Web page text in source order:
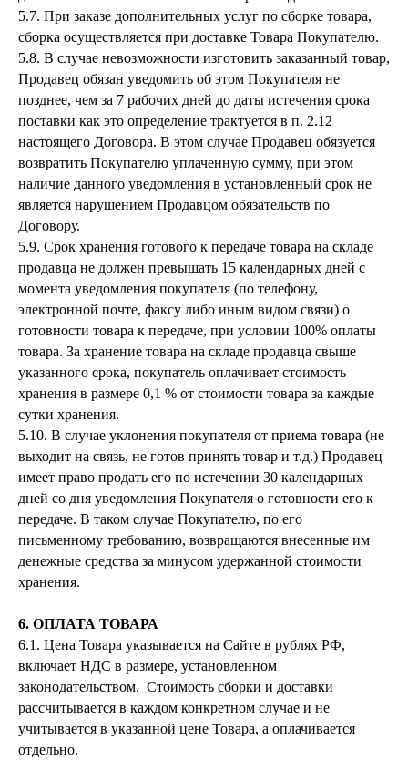
5.7. При заказе дополнительных услуг по сборке товара,
сборка осуществляется при доставке Товара Покупателю.
5.8. В случае невозможности изготовить заказанный товар,
Продавец обязан уведомить об этом Покупателя не
позднее, чем за 7 рабочих дней до даты истечения срока
поставки как это определение трактуется в п. 2.12
настоящего Договора. В этом случае Продавец обязуется
возвратить Покупателю уплаченную сумму, при этом
наличие данного уведомления в установленный срок не
является нарушением Продавцом обязательств по
Договору.
5.9. Срок хранения готового к передаче товара на складе
продавца не должен превышать 15 календарных дней с
момента уведомления покупателя (по телефону,
электронной почте, факсу либо иным видом связи) о
готовности товара к передаче, при условии 100% оплаты
товара. За хранение товара на складе продавца свыше
указанного срока, покупатель оплачивает стоимость
хранения в размере 0,1 % от стоимости товара за каждые
сутки хранения.
5.10. В случае уклонения покупателя от приема товара (не
выходит на связь, не готов принять товар и т.д.) Продавец
имеет право продать его по истечении 30 календарных
дней со дня уведомления Покупателя о готовности его к
передаче. В таком случае Покупателю, по его
письменному требованию, возвращаются внесенные им
денежные средства за минусом удержанной стоимости
хранения.
6. ОПЛАТА ТОВАРА
6.1. Цена Товара указывается на Сайте в рублях РФ,
включает НДС в размере, установленном
законодательством. Стоимость сборки и доставки
рассчитывается в каждом конкретном случае и не
учитывается в указанной цене Товара, а оплачивается
отдельно.